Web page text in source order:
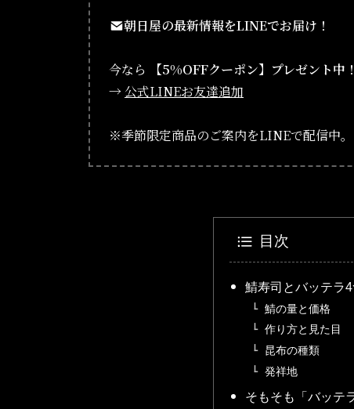
朝日屋の最新情報をLINEでお届け！
今なら
【5%OFFクーポン】プレゼント中！
→ 公式LINEお友達追加
※季節限定商品のご案内をLINEで配信中。
目次
鯖寿司とバッテラ
鯖の量と価格
作り方と見た目
昆布の種類
発祥地
そもそも「バッテ